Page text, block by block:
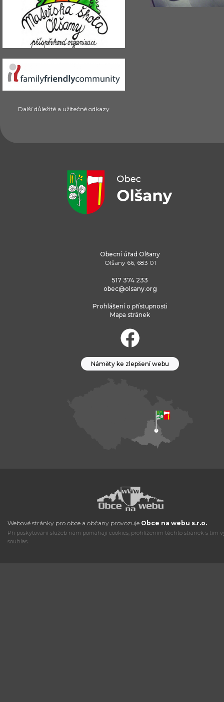
Další důležité a užitečné odkazy
Obecní úřad Olšany
Olšany 66, 683 01
517 374 233
obec@olsany.org
Prohlášení o přístupnosti
Mapa stránek
Náměty ke zlepšení webu
Webové stránky pro obce a občany provozuje Obce na webu s.r.o.
Při poskytování služeb nám pomáhají cookies, prohlížením těchto stránek s tím
souhlas.